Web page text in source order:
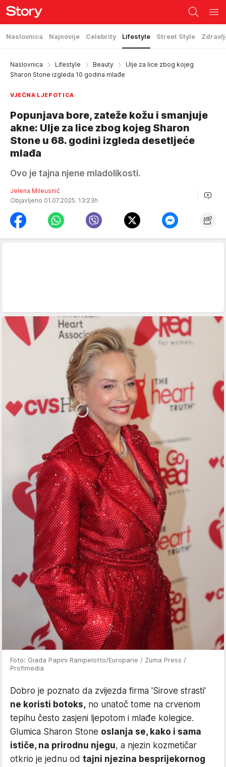
Naslovnica Najnovije Celebrity Lifestyle Street Style
Naslovnica Lifestyle Beauty
Ulje za lice zbog kojeg
Sharon Stone izgleda 10 godina mlađe
VJEČNA LJEPOTICA
Popunjava bore, zateže kožu i smanjuje
akne: Ulje za lice zbog kojeg Sharon
Stone u 68. godini izgleda desetljeće
mlađa
Ovo je tajna njene mladolikosti.
Jelena Mileusnić
Objavljeno 01.07.2025. 13:23h
Foto: Giada Papini Rampelotto/Europane / Zuma Press /
Profimedia
Dobro je poznato da zvijezda firma 'Sirove strasti'
ne koristi botoks, no unatoč tome na crvenom
tepihu često zasjeni ljepotom i mlađe kolegice.
Glumica Sharon Stone oslanja se, kako i sama
ističe, na prirodnu njegu, a njezin kozmetičar
otkrio je jednu od tajni njezina besprijekornog